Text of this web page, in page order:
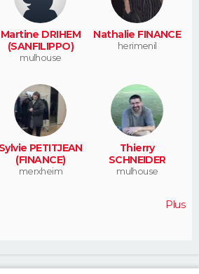
Martine DRIHEM
(SANFILIPPO)
mulhouse
Nathalie FINANCE
herimenil
Sylvie PETITJEAN
(FINANCE)
merxheim
Thierry
SCHNEIDER
mulhouse
Plus